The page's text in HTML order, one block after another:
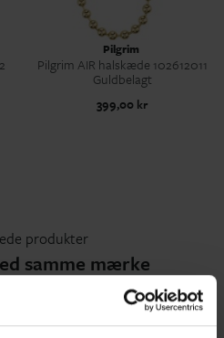
Pilgrim
Pilgrim AIR halskæde 102612011
Guldbelagt
399,00 kr
produkter
samme mærke